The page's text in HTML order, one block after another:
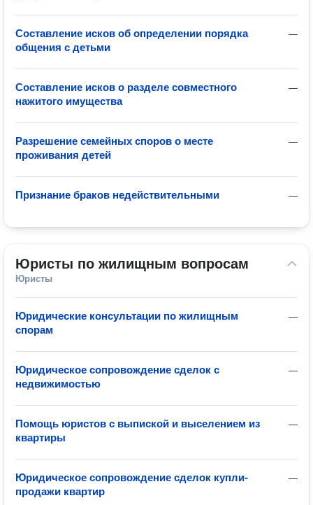
—
Составление исков об определении порядка
общения с детьми
—
Составление исков о разделе совместного
нажитого имущества
—
Разрешение семейных споров о месте
проживания детей
—
Признание браков недействительными
Юристы по жилищным вопросам
Юристы
—
Юридические консультации по жилищным
спорам
—
Юридическое сопровождение сделок с
недвижимостью
—
Помощь юристов с выпиской и выселением из
квартиры
—
Юридическое сопровождение сделок купли-
продажи квартир